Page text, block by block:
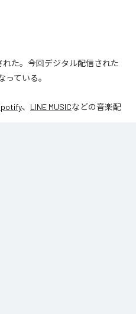
れた。今回デジタル配信された
っている。
、 LINE MUSICなどの音楽配